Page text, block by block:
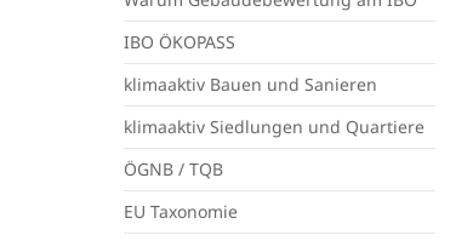
IBO ÖKOPASS
klimaaktiv Bauen und Sanieren
klimaaktiv Siedlungen und Quartiere
ÖGNB / TQB
EU Taxonomie